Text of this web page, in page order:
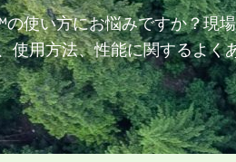
使い方にお悩みですか？現
使用方法、性能に関するよく